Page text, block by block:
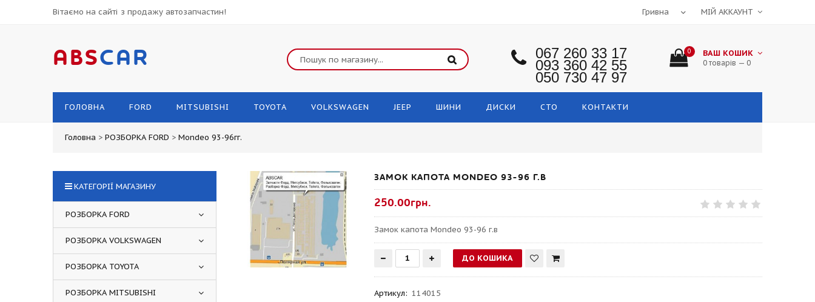
Вітаємо на сайті з продажу автозапчастин! МІЙ АККАУНТ
ABSCAR 067 260 33 17
093 360 42 55
050 730 47 97
0 ВАШ КОШИК
0 товарів — 0
ГОЛОВНА FORD MITSUBISHI TOYOTA VOLKSWAGEN JEEP ШИНИ ДИСКИ СТО КОНТАКТИ
Головна > РОЗБОРКА FORD > Mondeo 93-96гг.
ЗАМОК КАПОТА MONDEO 93-96 Г.В
250.00грн.
Замок капота Mondeo 93-96 г.в
Артикул: 114015
КАТЕГОРІЇ МАГАЗИНУ
РОЗБОРКА FORD
РОЗБОРКА VOLKSWAGEN
РОЗБОРКА TOYOTA
РОЗБОРКА MITSUBISHI